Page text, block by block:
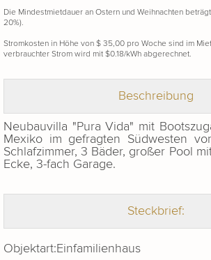
Die Mindestmietdauer an Ostern und Weihnachten
20%).
Stromkosten in Höhe von $ 35,00 pro Woche sind im
verbrauchter Strom wird mit $0.18/kWh abgerechnet.
Beschreibung
Neubauvilla "Pura Vida" mit
Mexiko im gefragten Südwesten
Schlafzimmer, 3 Bäder, großer Pool
Ecke, 3-fach Garage.
Steckbrief:
Objektart:Einfamilienhaus